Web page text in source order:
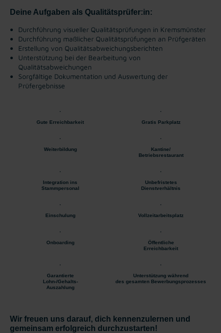
Deine Aufgaben als Qualitätsprüfer:in:
Durchführung visueller Qualitätsprüfungen in Kremsmünster
Durchführung maßlicher Qualitätsprüfungen an Prüfgeräten
Erstellung von Qualitätsabweichungsberichten
Unterstützung bei der Bearbeitung von
Qualitätsabweichungen
Sorgfältige Dokumentation und Auswertung der
Prüfergebnisse
Gute Erreichbarkeit Gratis Parkplatz
Weiterbildung
Kantine/
Betriebsrestaurant
Integration ins
Stammpersonal
Unbefristetes
Dienstverhältnis
Einschulung Vollzeitarbeitsplatz
Onboarding
Öffentliche
Erreichbarkeit
Garantierte
Lohn-/Gehalts-
Auszahlung
Unterstützung während
des gesamten Bewerbungsprozesses
Wir freuen uns darauf, dich kennenzulernen und
gemeinsam erfolgreich durchzustarten!